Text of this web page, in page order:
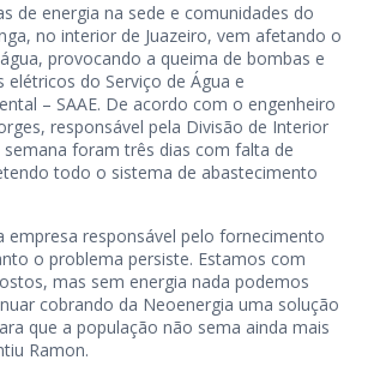
de energia na sede e comunidades do
no interior de Juazeiro, vem afetando o
provocando a queima de bombas e
elétricos do Serviço de Água e
– SAAE. De acordo com o engenheiro
responsável pela Divisão de Interior
semana foram três dias com falta de
todo o sistema de abastecimento
empresa responsável pelo fornecimento
o problema persiste. Estamos com
mas sem energia nada podemos
cobrando da Neoenergia uma solução
que a população não sema ainda mais
Ramon.